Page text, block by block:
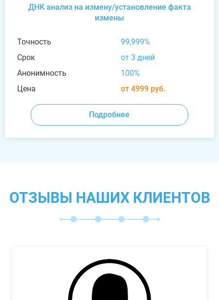
ДНК анализ на измену/установление факта
измены
Точность
99,999%
Срок
от 3 дней
Анонимность
100%
Цена
от 4999 руб.
Подробнее
ОТЗЫВЫ НАШИХ КЛИЕНТОВ